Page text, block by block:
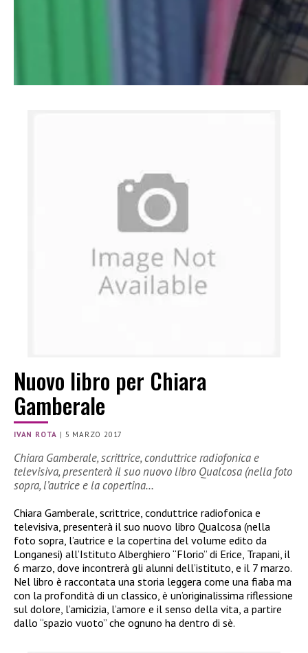
Nuovo libro per Chiara
Gamberale
IVAN ROTA | 5 MARZO 2017
Chiara Gamberale, scrittrice, conduttrice radiofonica e
televisiva, presenterà il suo nuovo libro Qualcosa (nella foto
sopra, l’autrice e la copertina…
Chiara Gamberale, scrittrice, conduttrice radiofonica e
televisiva, presenterà il suo nuovo libro Qualcosa (nella
foto sopra, l’autrice e la copertina del volume edito da
Longanesi) all’Istituto Alberghiero “Florio” di Erice, Trapani, il
6 marzo, dove incontrerà gli alunni dell’istituto, e il 7 marzo.
Nel libro è raccontata una storia leggera come una fiaba ma
con la profondità di un classico, è un’originalissima riflessione
sul dolore, l’amicizia, l’amore e il senso della vita, a partire
dallo “spazio vuoto” che ognuno ha dentro di sè.